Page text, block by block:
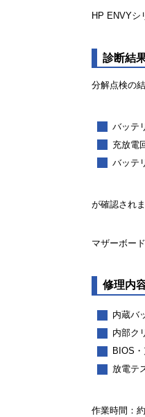
HP ENVYシ
診断結
分解点検の結
バッテ
充放電
バッテ
が確認されま
マザーボー
修理内
内蔵バ
内部ク
BIOS
放電テ
作業時間：